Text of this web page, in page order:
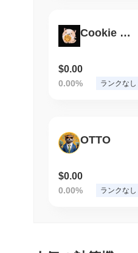
Cookie Cat Game
$0.00
0.00% ランクなし
OTTO
$0.00
0.00% ランクなし